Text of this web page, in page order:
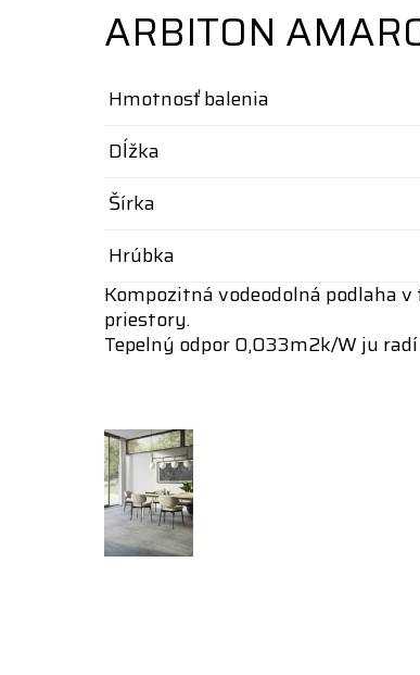
ARBITON
Hmotnosť balenia
Dĺžka
Šírka
Hrúbka
Kompozitná vodeodolná podlaha
priestory.
Tepelný odpor 0,033m2k/W ju